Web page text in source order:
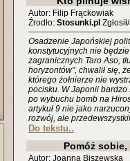
Autor: Filip Frąckowiak
Źrodło: Stosunki.pl
Osadzenie Japońskiej
konstytucyjnych nie
zagranicznych Taro Aso,
horyzontów", chwalił się,
którego żołnierze nie
pocisku. W Japonii
po wybuchu bomb na
artykuł 9 nie jako
rozwój, ale
Do tekstu..
Pomóż
Autor: Joanna Biszewska